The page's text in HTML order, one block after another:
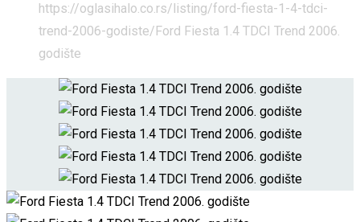
https://oglasihalo.co.rs/listing/ford-fiesta-1-4-tdci-
trend-2006-godiste/ Ford Fiesta 1.4 TDCI Trend 2006.
godište